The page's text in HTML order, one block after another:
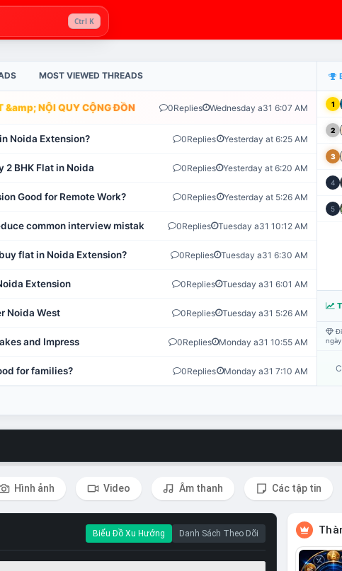
Ctrl K
MOST VIEWED THREADS
&amp; NỘI QUY CỘNG ĐỒNG VLIKE.VN: HỆ THỐNG GIÁM SÁT TỰ
0Replies Wednesday a31 6:07 AM
Noida Extension? 0Replies Yesterday at 6:25 AM
2 BHK Flat in Noida 0Replies Yesterday at 6:20 AM
Good for Remote Work? 0Replies Yesterday at 5:26 AM
common interview mistakes? 0Replies Tuesday a31 10:12 AM
flat in Noida Extension? 0Replies Tuesday a31 6:30 AM
Extension 0Replies Tuesday a31 6:01 AM
Noida West 0Replies Tuesday a31 5:26 AM
and Impress 0Replies Monday a31 10:55 AM
for families? 0Replies Monday a31 7:10 AM
1
2
3
4
5
Hình ảnh Video Âm thanh Các tập tin
Biểu Đồ Xu Hướng Danh Sách Theo Dõi